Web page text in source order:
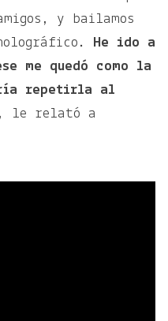
y bailamos
He ido a
me quedó como la
repetirla al
, le relató a